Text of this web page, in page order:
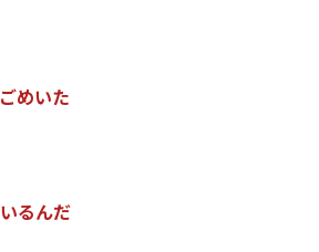
ごめいた
いるんだ